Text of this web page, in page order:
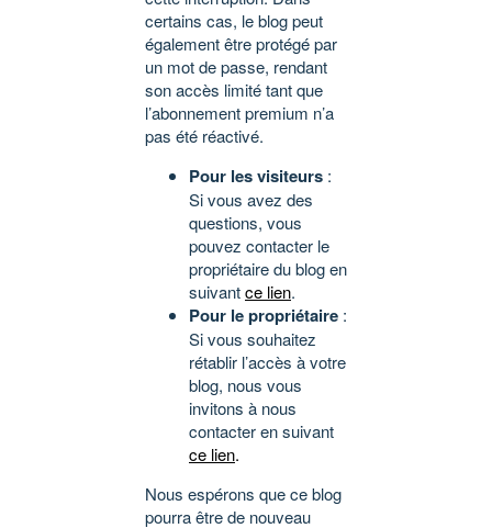
certains cas, le blog peut
également être protégé par
un mot de passe, rendant
son accès limité tant que
l’abonnement premium n’a
pas été réactivé.
Pour les visiteurs :
Si vous avez des
questions, vous
pouvez contacter le
propriétaire du blog en
suivantce lien.
Pour le propriétaire :
Si vous souhaitez
rétablir l’accès à votre
blog, nous vous
invitons à nous
contacter en suivant
ce lien.
Nous espérons que ce blog
pourra être de nouveau